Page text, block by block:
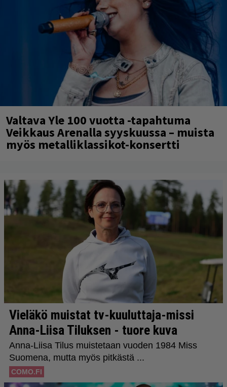
Valtava Yle 100 vuotta -tapahtuma
Veikkaus Arenalla syyskuussa – muista
myös metalliklassikot-konsertti